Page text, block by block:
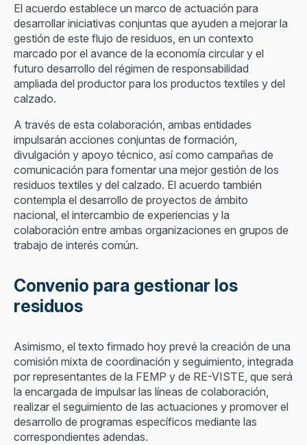
El acuerdo establece un marco de actuación para
desarrollar iniciativas conjuntas que ayuden a mejorar la
gestión de este flujo de residuos, en un contexto
marcado por el avance de la economía circular y el
futuro desarrollo del régimen de responsabilidad
ampliada del productor para los productos textiles y del
calzado.
A través de esta colaboración, ambas entidades
impulsarán acciones conjuntas de formación,
divulgación y apoyo técnico, así como campañas de
comunicación para fomentar una mejor gestión de los
residuos textiles y del calzado. El acuerdo también
contempla el desarrollo de proyectos de ámbito
nacional, el intercambio de experiencias y la
colaboración entre ambas organizaciones en grupos de
trabajo de interés común.
Convenio para gestionar los
residuos
Asimismo, el texto firmado hoy prevé la creación de una
comisión mixta de coordinación y seguimiento, integrada
por representantes de la FEMP y de RE-VISTE, que será
la encargada de impulsar las líneas de colaboración,
realizar el seguimiento de las actuaciones y promover el
desarrollo de programas específicos mediante las
correspondientes adendas.